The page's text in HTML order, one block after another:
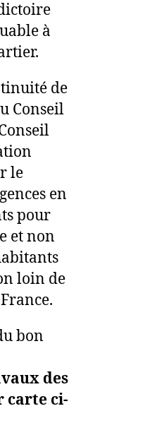
à
de
Conseil
le
en
pour
et non
loin de
bon
des
carte ci-